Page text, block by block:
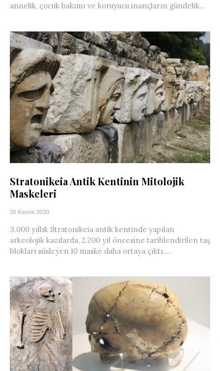
annelik, çocuk bakımı ve koruyucu inançların gündelik...
Stratonikeia Antik Kentinin Mitolojik
Maskeleri
28 Kasım 2020
3.000 yıllık Stratonikeia antik kentinde yapılan
arkeolojik kazılarda, 2.200 yıl öncesine tarihlendirilen taş
blokları süsleyen 10 maske daha ortaya çıktı....